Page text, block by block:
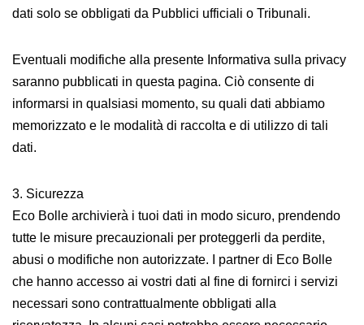
dati solo se obbligati da Pubblici ufficiali o Tribunali.
Eventuali modifiche alla presente Informativa sulla privacy
saranno pubblicati in questa pagina. Ciò consente di
informarsi in qualsiasi momento, su quali dati abbiamo
memorizzato e le modalità di raccolta e di utilizzo di tali
dati.
3. Sicurezza
Eco Bolle archivierà i tuoi dati in modo sicuro, prendendo
tutte le misure precauzionali per proteggerli da perdite,
abusi o modifiche non autorizzate. I partner di Eco Bolle
che hanno accesso ai vostri dati al fine di fornirci i servizi
necessari sono contrattualmente obbligati alla